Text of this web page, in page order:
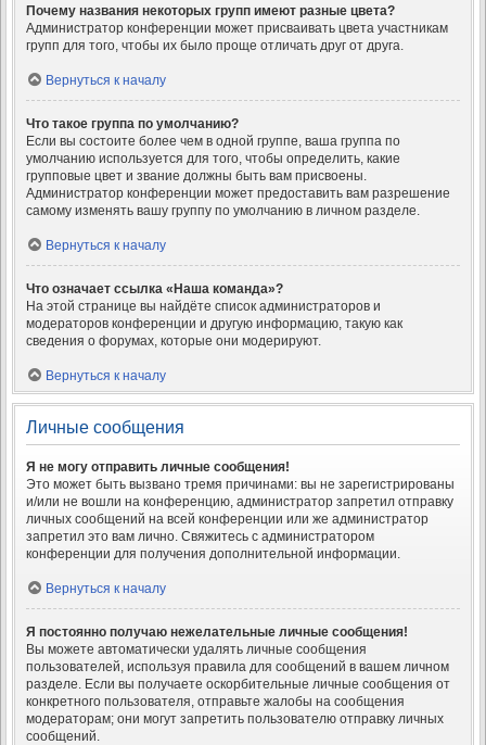
Почему названия некоторых групп имеют разные цвета?
Администратор конференции может присваивать цвета участникам
групп для того, чтобы их было проще отличать друг от друга.
Вернуться к началу
Что такое группа по умолчанию?
Если вы состоите более чем в одной группе, ваша группа по
умолчанию используется для того, чтобы определить, какие
групповые цвет и звание должны быть вам присвоены.
Администратор конференции может предоставить вам разрешение
самому изменять вашу группу по умолчанию в личном разделе.
Вернуться к началу
Что означает ссылка «Наша команда»?
На этой странице вы найдёте список администраторов и
модераторов конференции и другую информацию, такую как
сведения о форумах, которые они модерируют.
Вернуться к началу
Личные сообщения
Я не могу отправить личные сообщения!
Это может быть вызвано тремя причинами: вы не зарегистрированы
и/или не вошли на конференцию, администратор запретил отправку
личных сообщений на всей конференции или же администратор
запретил это вам лично. Свяжитесь с администратором
конференции для получения дополнительной информации.
Вернуться к началу
Я постоянно получаю нежелательные личные сообщения!
Вы можете автоматически удалять личные сообщения
пользователей, используя правила для сообщений в вашем личном
разделе. Если вы получаете оскорбительные личные сообщения от
конкретного пользователя, отправьте жалобы на сообщения
модераторам; они могут запретить пользователю отправку личных
сообщений.